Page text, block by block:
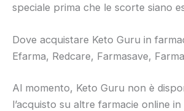
speciale prima che le scorte siano
Dove acquistare Keto Guru in
Efarma, Redcare, Farmasave,
Al momento, Keto Guru non è
l’acquisto su altre farmacie online